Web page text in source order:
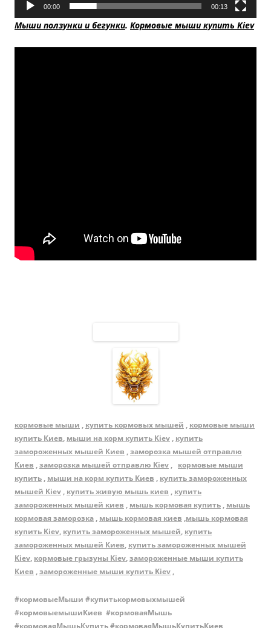
00:00 00:13
Мыши ползунки и бегунки. Кормовые мыши купить Kiev
кормовые мыши , купить кормовых мышей , кормовые мыши
купить Киев, мыши на корм купить Kiev , купить
замороженных мышей Киев ,заморозка мышей отправлю
Киев ,заморозка мышей отправлю Kiev , кормовые мыши
купить , мыши на корм купить Киев , купить замороженных
мышей Kiev , купить живую мышь киев , купить
замороженных мышей киев , мышь кормовая купить , мышь
кормовая заморозка , мышь кормовая киев ,мышь кормовая
купить Kiev, купить замороженных мышей, купить
замороженных мышей Киев, купить замороженных мышей
Kiev, кормовые грызуны Kiev,замороженные мыши купить
Киев ,замороженные мыши купить Kiev ,
#кормовыеМыши #купитькормовыхмышей
#кормовыемышиКиев #кормоваяМышь